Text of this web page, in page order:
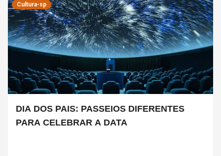
Cultura-sp
DIA DOS PAIS: PASSEIOS DIFERENTES
PARA CELEBRAR A DATA